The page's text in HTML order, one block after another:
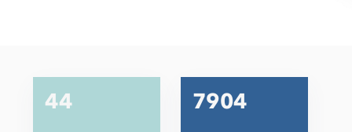
45 7968